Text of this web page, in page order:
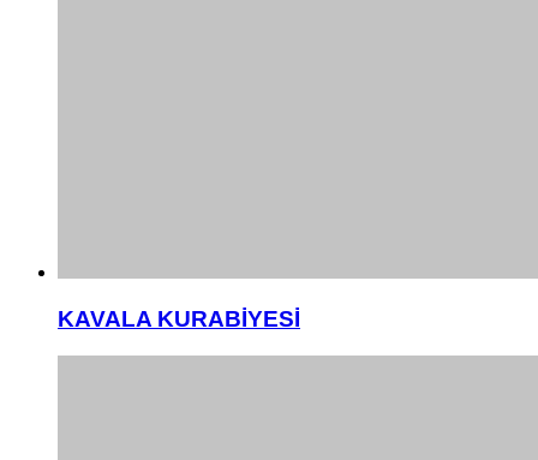
KAVALA KURABİYESİ